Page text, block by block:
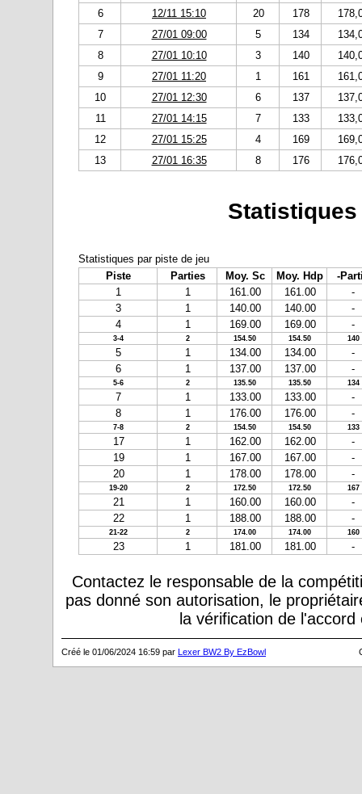
6
12/11 15:10 20 178
7
27/01 09:00 5 134
8
27/01 10:10 3 140
9
27/01 11:20 1 161
10
27/01 12:30 6 137
11
27/01 14:15 7 133
12
27/01 15:25 4 169
13
27/01 16:35 8 176
Statistiques par piste de jeu
Piste
Parties Moy. Sc Moy. Hdp
-
1
1 161.00 161.00
-
3
1 140.00 140.00
-
4
1 169.00 169.00 -
3-4 2 154.50 154.50 140
5 1 134.00 134.00
-
6
1 137.00 137.00 -
5-6 2 135.50 135.50 134
7 1 133.00 133.00
-
8
1 176.00 176.00 -
7-8 2 154.50 154.50 133
17 1 162.00 162.00
-
19
1 167.00 167.00
-
20
1 178.00 178.00 -
19-20 2 172.50 172.50 167
21 1 160.00 160.00
-
22
1 188.00 188.00 -
21-22 2 174.00 174.00 160
23 1 181.00 181.00 -
Contactez le responsable de la
pas donné son autorisation, le
la vérification de
Créé le 01/06/2024 16:59 par Lexer BW2 By EzBowl